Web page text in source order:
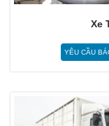
Xe
YÊU CẦU